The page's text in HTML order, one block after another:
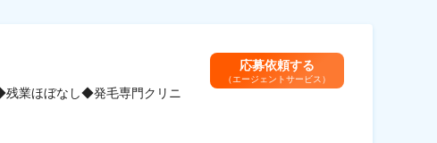
業ほぼなし◆発毛専門クリニ
応募依頼する
（エージェントサービス）